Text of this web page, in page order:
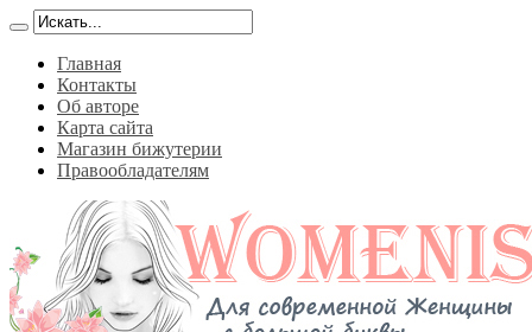
Главная
Контакты
Об авторе
Карта сайта
Магазин бижутерии
Правообладателям